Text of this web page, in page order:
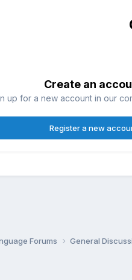
Create an
up for a new account in our
Register a new
Forums General